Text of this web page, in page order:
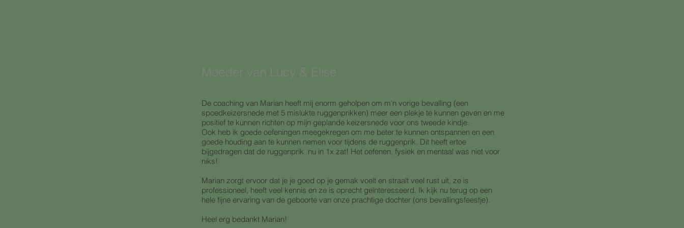
Moeder van Lucy & Elise
De coaching van Marian heeft mij enorm geholpen om m'n vorige bevalling (een
spoedkeizersnede met 5 mislukte ruggenprikken) meer een plekje te kunnen geven en me
positief te kunnen richten op mijn geplande keizersnede voor ons tweede kindje.
Ook heb ik goede oefeningen meegekregen om me beter te kunnen ontspannen en een
goede houding aan te kunnen nemen voor tijdens de ruggenprik. Dit heeft ertoe
bijgedragen dat de ruggenprik nu in 1x zat! Het oefenen, fysiek en mentaal was niet voor
niks!
Marian zorgt ervoor dat je je goed op je gemak voelt en straalt veel rust uit, ze is
professioneel, heeft veel kennis en ze is oprecht geïnteresseerd. Ik kijk nu terug op een
hele fijne ervaring van de geboorte van onze prachtige dochter (ons bevallingsfeestje).
Heel erg bedankt Marian!